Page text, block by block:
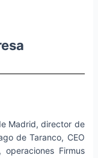
Madrid, director de
de Taranco, CEO
Firmus